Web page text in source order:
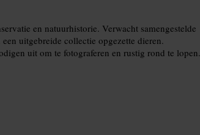
en natuurhistorie. Verwacht samengestelde
uitgebreide collectie opgezette dieren.
uit om te fotograferen en rustig rond te lopen.